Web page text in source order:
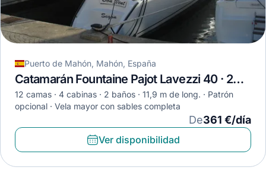
Puerto de Mahón, Mahón, España
Catamarán Fountaine Pajot Lavezzi 40 · 2005
12 camas 4 cabinas 2 baños 11,9 m de long.
Patrón
opcional
Vela mayor con sables completa
De361 €/día
Ver disponibilidad